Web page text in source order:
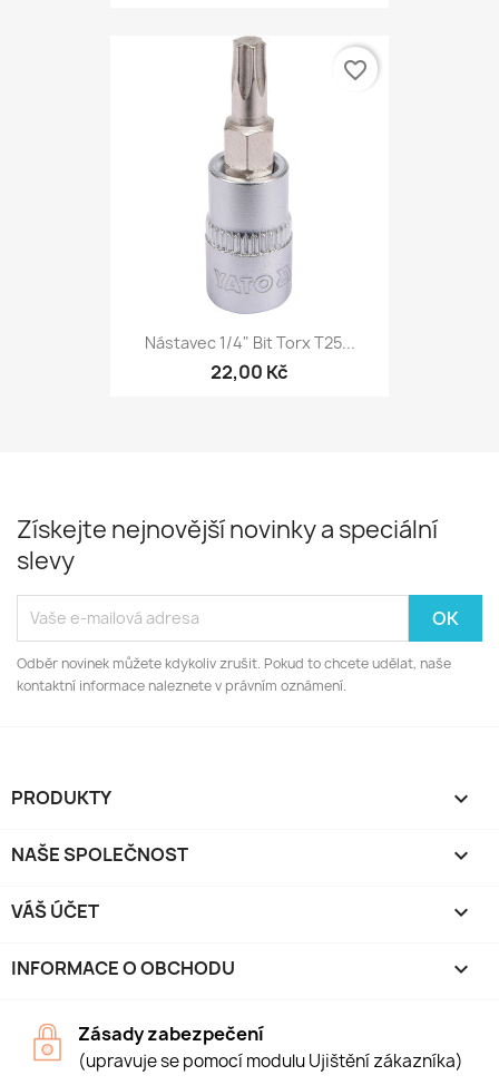
Nástavec 1/4" Bit Torx T25...
22,00 Kč
favorite_border
Získejte nejnovější novinky a speciální
slevy
Odběr novinek můžete kdykoliv zrušit. Pokud to chcete udělat, naše
kontaktní informace naleznete v právním oznámení.
PRODUKTY 
NAŠE SPOLEČNOST 
VÁŠ ÚČET 
INFORMACE O OBCHODU keyboard_arrow_down
Zásady zabezpečení
(upravuje se pomocí modulu Ujištění zákazníka)